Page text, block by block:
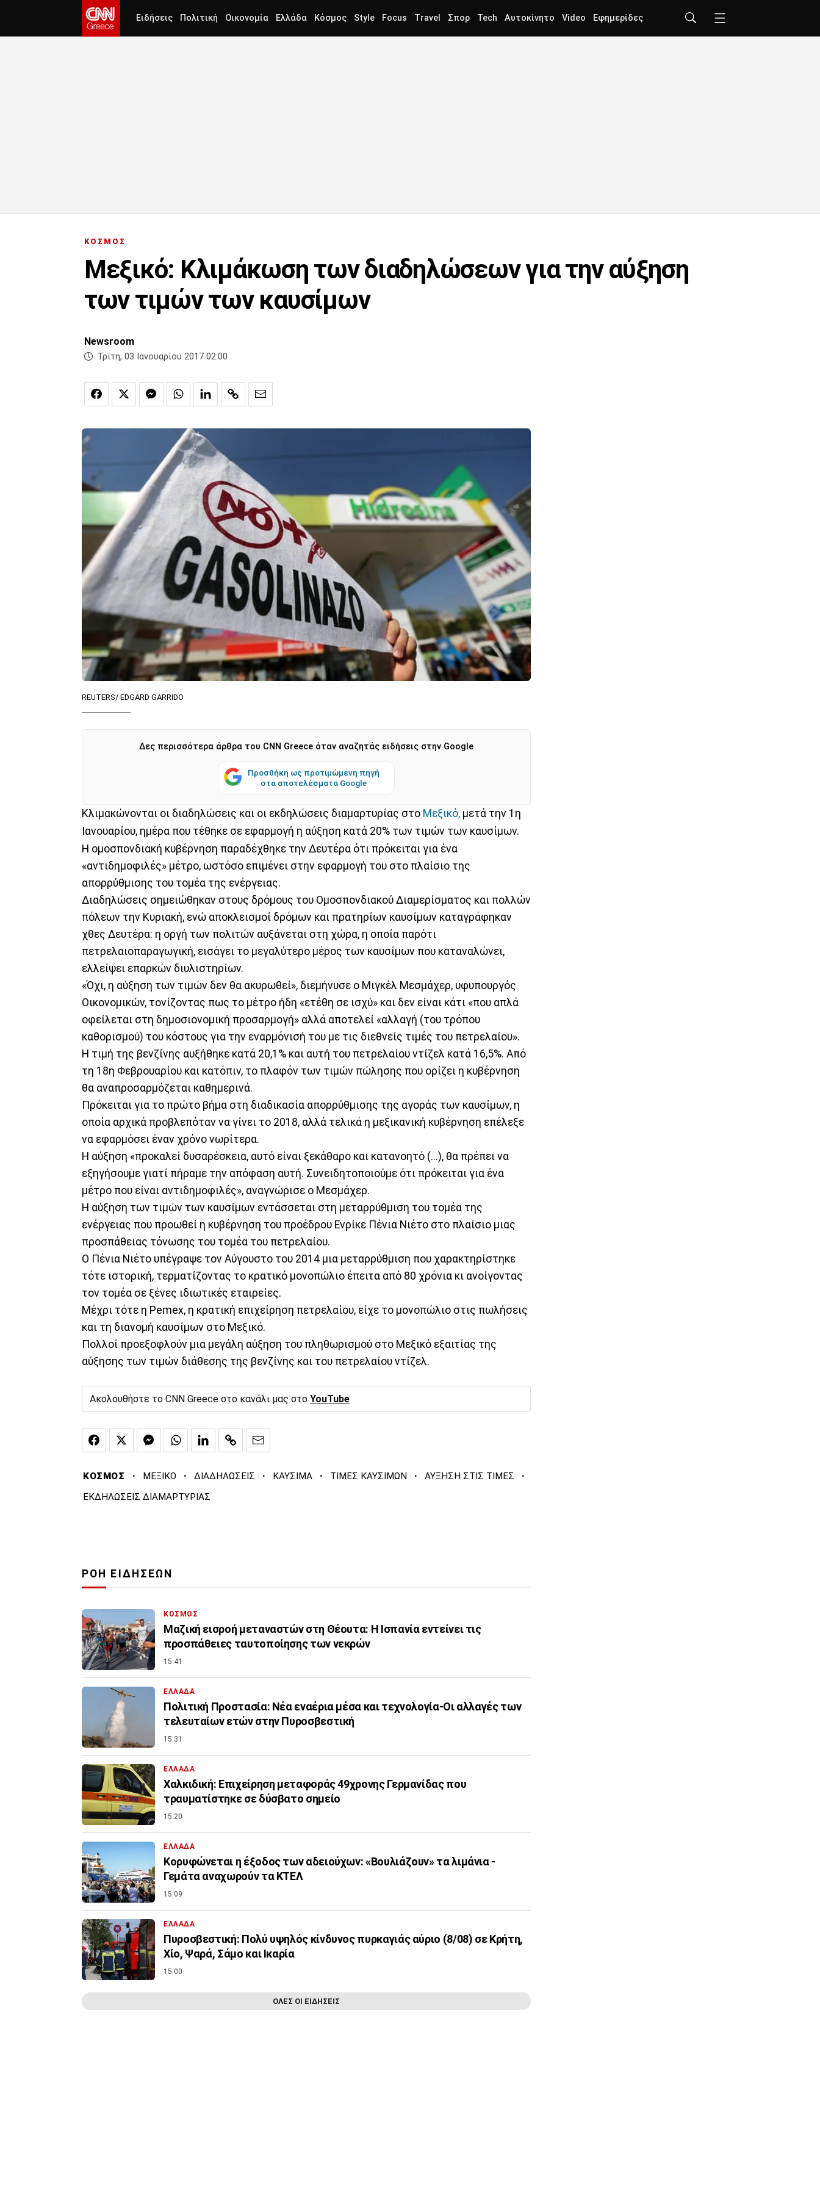
Ειδήσεις Πολιτική Οικονομία Ελλάδα Κόσμος Style Focus Travel Σπορ Tech Αυτοκίνητο Video Εφημερίδες
ΚΟΣΜΟΣ
Μεξικό: Κλιμάκωση των διαδηλώσεων για την αύξηση
των τιμών των καυσίμων
Newsroom
Τρίτη, 03 Ιανουαρίου 2017 02:00
REUTERS/ EDGARD GARRIDO
Δες περισσότερα άρθρα του CNN Greece όταν αναζητάς ειδήσεις στην Google
Προσθήκη ως προτιμώμενη πηγή
στα αποτελέσματα Google
Κλιμακώνονται οι διαδηλώσεις και οι εκδηλώσεις διαμαρτυρίας στο Μεξικό, μετά την 1η
Ιανουαρίου, ημέρα που τέθηκε σε εφαρμογή η αύξηση κατά 20% των τιμών των καυσίμων.
Η ομοσπονδιακή κυβέρνηση παραδέχθηκε την Δευτέρα ότι πρόκειται για ένα
«αντιδημοφιλές» μέτρο, ωστόσο επιμένει στην εφαρμογή του στο πλαίσιο της
απορρύθμισης του τομέα της ενέργειας.
Διαδηλώσεις σημειώθηκαν στους δρόμους του Ομοσπονδιακού Διαμερίσματος και πολλών
πόλεων την Κυριακή, ενώ αποκλεισμοί δρόμων και πρατηρίων καυσίμων καταγράφηκαν
χθες Δευτέρα: η οργή των πολιτών αυξάνεται στη χώρα, η οποία παρότι
πετρελαιοπαραγωγική, εισάγει το μεγαλύτερο μέρος των καυσίμων που καταναλώνει,
ελλείψει επαρκών διυλιστηρίων.
«Όχι, η αύξηση των τιμών δεν θα ακυρωθεί», διεμήνυσε ο Μιγκέλ Μεσμάχερ, υφυπουργός
Οικονομικών, τονίζοντας πως το μέτρο ήδη «ετέθη σε ισχύ» και δεν είναι κάτι «που απλά
οφείλεται στη δημοσιονομική προσαρμογή» αλλά αποτελεί «αλλαγή (του τρόπου
καθορισμού) του κόστους για την εναρμόνισή του με τις διεθνείς τιμές του πετρελαίου».
Η τιμή της βενζίνης αυξήθηκε κατά 20,1% και αυτή του πετρελαίου ντίζελ κατά 16,5%. Από
τη 18η Φεβρουαρίου και κατόπιν, το πλαφόν των τιμών πώλησης που ορίζει η κυβέρνηση
θα αναπροσαρμόζεται καθημερινά.
Πρόκειται για το πρώτο βήμα στη διαδικασία απορρύθμισης της αγοράς των καυσίμων, η
οποία αρχικά προβλεπόταν να γίνει το 2018, αλλά τελικά η μεξικανική κυβέρνηση επέλεξε
να εφαρμόσει έναν χρόνο νωρίτερα.
Η αύξηση «προκαλεί δυσαρέσκεια, αυτό είναι ξεκάθαρο και κατανοητό (...), θα πρέπει να
εξηγήσουμε γιατί πήραμε την απόφαση αυτή. Συνειδητοποιούμε ότι πρόκειται για ένα
μέτρο που είναι αντιδημοφιλές», αναγνώρισε ο Μεσμάχερ.
Η αύξηση των τιμών των καυσίμων εντάσσεται στη μεταρρύθμιση του τομέα της
ενέργειας που προωθεί η κυβέρνηση του προέδρου Ενρίκε Πένια Νιέτο στο πλαίσιο μιας
προσπάθειας τόνωσης του τομέα του πετρελαίου.
Ο Πένια Νιέτο υπέγραψε τον Αύγουστο του 2014 μια μεταρρύθμιση που χαρακτηρίστηκε
τότε ιστορική, τερματίζοντας το κρατικό μονοπώλιο έπειτα από 80 χρόνια κι ανοίγοντας
τον τομέα σε ξένες ιδιωτικές εταιρείες.
Μέχρι τότε η Pemex, η κρατική επιχείρηση πετρελαίου, είχε το μονοπώλιο στις πωλήσεις
και τη διανομή καυσίμων στο Μεξικό.
Πολλοί προεξοφλούν μια μεγάλη αύξηση του πληθωρισμού στο Μεξικό εξαιτίας της
αύξησης των τιμών διάθεσης της βενζίνης και του πετρελαίου ντίζελ.
Ακολουθήστε το CNN Greece στο κανάλι μας στο YouTube
ΚΟΣΜΟΣ · ΜΕΞΙΚΟ · ΔΙΑΔΗΛΩΣΕΙΣ · ΚΑΥΣΙΜΑ · ΤΙΜΕΣ ΚΑΥΣΙΜΩΝ · ΑΥΞΗΣΗ ΣΤΙΣ ΤΙΜΕΣ ·
ΕΚΔΗΛΩΣΕΙΣ ΔΙΑΜΑΡΤΥΡΙΑΣ
ΡΟΗ ΕΙΔΗΣΕΩΝ
ΚΟΣΜΟΣ
Μαζική εισροή μεταναστών στη Θέουτα: Η Ισπανία εντείνει τις
προσπάθειες ταυτοποίησης των νεκρών
15:41
ΕΛΛΑΔΑ
Πολιτική Προστασία: Νέα εναέρια μέσα και τεχνολογία-Οι αλλαγές των
τελευταίων ετών στην Πυροσβεστική
15:31
ΕΛΛΑΔΑ
Χαλκιδική: Επιχείρηση μεταφοράς 49χρονης Γερμανίδας που
τραυματίστηκε σε δύσβατο σημείο
15:20
ΕΛΛΑΔΑ
Κορυφώνεται η έξοδος των αδειούχων: «Βουλιάζουν» τα λιμάνια -
Γεμάτα αναχωρούν τα ΚΤΕΛ
15:09
ΕΛΛΑΔΑ
Πυροσβεστική: Πολύ υψηλός κίνδυνος πυρκαγιάς αύριο (8/08) σε Κρήτη,
Χίο, Ψαρά, Σάμο και Ικαρία
15:00
ΟΛΕΣ ΟΙ ΕΙΔΗΣΕΙΣ